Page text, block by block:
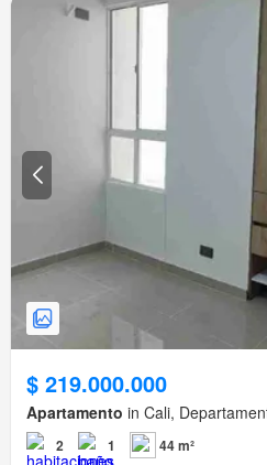
$ 219.000.000
Apartamento in Cali,
2 1 44 m²